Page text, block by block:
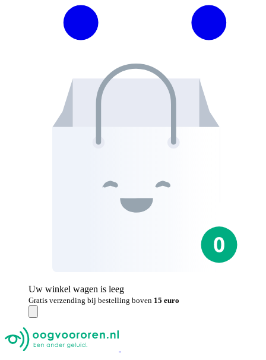
Uw winkel wagen is leeg
Gratis verzending bij bestelling boven 15 euro